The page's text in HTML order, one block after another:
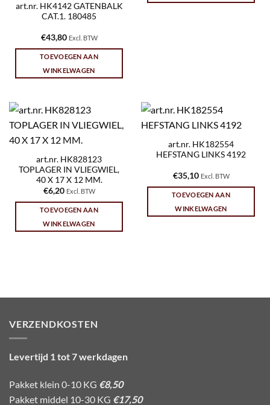
art.nr. HK4142 GATENBALK
CAT.1. 180485
€43,80 Excl. BTW
TOEVOEGEN AAN
WINKELWAGEN
art.nr. HK828123
TOPLAGER IN VLIEGWIEL,
40 X 17 X 12 MM.
€6,20 Excl. BTW
TOEVOEGEN AAN
WINKELWAGEN
art.nr. HK182554
HEFSTANG LINKS 4192
€35,10 Excl. BTW
TOEVOEGEN AAN
WINKELWAGEN
VERZENDKOSTEN
Levertijd 1 tot 7 werkdagen
Pakket klein 0-10 KG €8,50
Pakket middel 10-30 KG €17,50